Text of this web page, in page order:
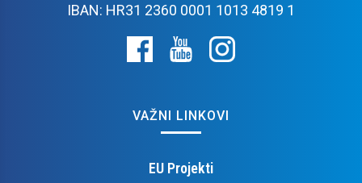
IBAN: HR31 2360 0001 1013 4819 1
VAŽNI LINKOVI
EU Projekti